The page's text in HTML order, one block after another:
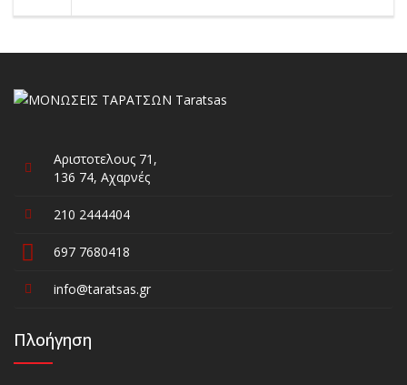
Αριστοτελους 71,
136 74, Αχαρνές
210 2444404
697 7680418
info@taratsas.gr
Πλοήγηση